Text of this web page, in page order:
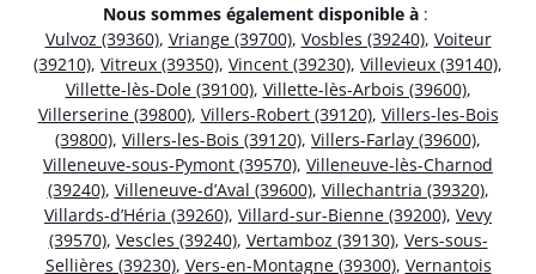
Nous sommes également disponible à :
Vulvoz (39360), Vriange (39700), Vosbles (39240), Voiteur
(39210), Vitreux (39350), Vincent (39230), Villevieux (39140),
Villette-lès-Dole (39100), Villette-lès-Arbois (39600),
Villerserine (39800), Villers-Robert (39120), Villers-les-Bois
(39800), Villers-les-Bois (39120), Villers-Farlay (39600),
Villeneuve-sous-Pymont (39570), Villeneuve-lès-Charnod
(39240), Villeneuve-d’Aval (39600), Villechantria (39320),
Villards-d’Héria (39260), Villard-sur-Bienne (39200), Vevy
(39570), Vescles (39240), Vertamboz (39130), Vers-sous-
Sellières (39230), Vers-en-Montagne (39300), Vernantois